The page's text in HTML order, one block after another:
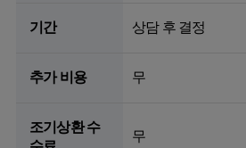
기간 상담 후 결정
추가 비용 무
조기상환 수
무